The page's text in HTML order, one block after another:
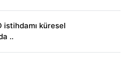
istihdamı küresel
..